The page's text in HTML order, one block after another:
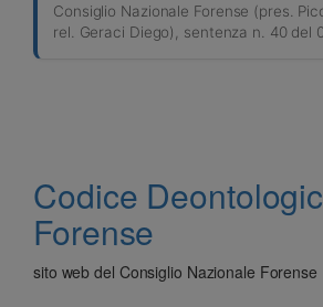
Consiglio Nazionale Forense (pres.
rel. Geraci Diego), sentenza n. 40 del
Codice
Forense
sito web del Consiglio Nazionale Forense